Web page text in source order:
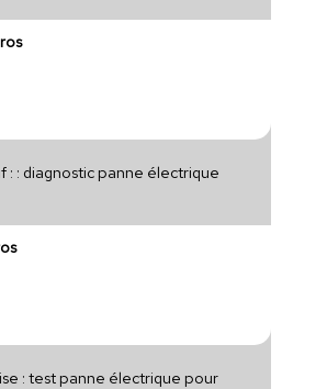
: : diagnostic panne électrique
: test panne électrique pour